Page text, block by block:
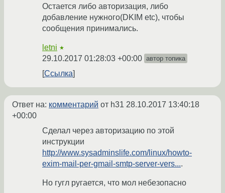
Остается либо авторизация, либо
добавление нужного(DKIM etc), чтобы
сообщения принимались.
letni ★
29.10.2017 01:28:03 +00:00 автор топика
Ссылка
Ответ на: комментарий от h31 28.10.2017 13:40:18
+00:00
Сделал через авторизацию по этой
инструкции
http://www.sysadminslife.com/linux/howto-
exim-mail-per-gmail-smtp-server-vers....
Но гугл ругается, что мол небезопасно